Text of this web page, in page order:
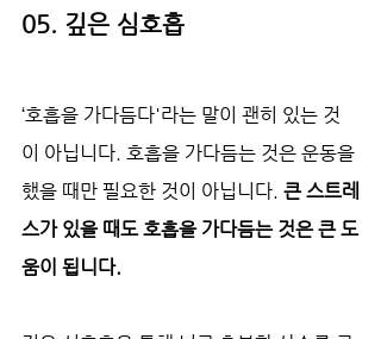
05. 깊은 심호흡
‘호흡을 가다듬다'라는 말이 괜히 있는 것
이 아닙니다. 호흡을 가다듬는 것은 운동을
했을 때만 필요한 것이 아닙니다. 큰 스트레
스가 있을 때도 호흡을 가다듬는 것은 큰 도
움이 됩니다.